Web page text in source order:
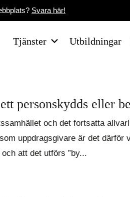
Svara här!
Tjänster Utbildningar
personskydds eller
och det fortsatta
uppdragsgivare är det därför
att det utförs ”by...